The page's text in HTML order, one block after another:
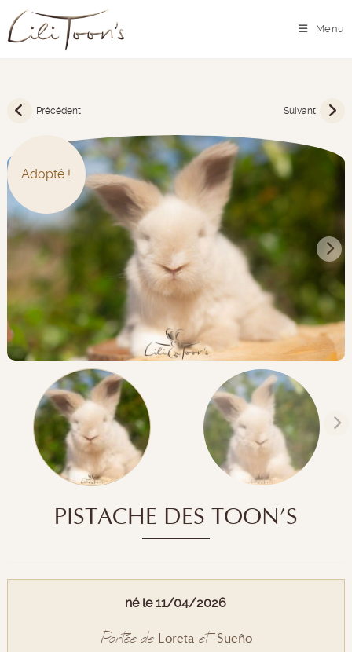
Menu
Précédent Suivant
Adopté !
PISTACHE DES TOON’S
né le 11/04/2026
Portée de Loreta etSueño